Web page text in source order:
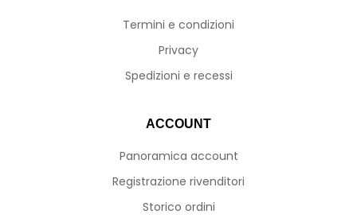
Termini e condizioni
Privacy
Spedizioni e recessi
ACCOUNT
Panoramica account
Registrazione rivenditori
Storico ordini